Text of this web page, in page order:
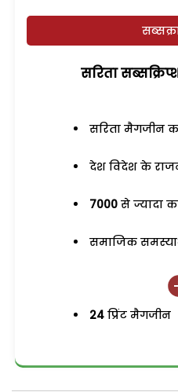
सरिता
सरिता मैगजीन
देश विदेश के
7000 से ज्यादा
समाजिक
24 प्रिंट मैगजीन